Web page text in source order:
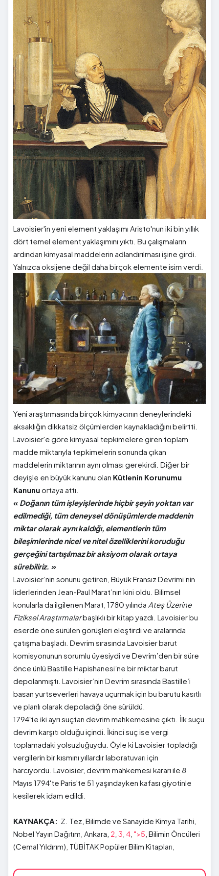
Lavoisier'in yeni element yaklaşımı Aristo'nun iki bin yıllık
dört temel element yaklaşımını yıktı. Bu çalışmaların
ardından kimyasal maddelerin adlandırılması işine girdi.
Yalnızca oksijene değil daha birçok elemente isim verdi.
Yeni araştırmasında birçok kimyacının deneylerindeki
aksaklığın dikkatsiz ölçümlerden kaynakladığını belirtti.
Lavoisier'e göre kimyasal tepkimelere giren toplam
madde miktarıyla tepkimelerin sonunda çıkan
maddelerin miktarının aynı olması gerekirdi. Diğer bir
deyişle en büyük kanunu olan Kütlenin Korunumu
Kanunu ortaya attı.
« Doğanın tüm işleyişlerinde hiçbir şeyin yoktan var
edilmediği, tüm deneysel dönüşümlerde maddenin
miktar olarak aynı kaldığı, elementlerin tüm
bileşimlerinde nicel ve nitel özelliklerini koruduğu
gerçeğini tartışılmaz bir aksiyom olarak ortaya
sürebiliriz. »
Lavoisier’nin sonunu getiren, Büyük Fransız Devrimi’nin
liderlerinden Jean-Paul Marat’nın kini oldu. Bilimsel
konularla da ilgilenen Marat, 1780 yılında Ateş Üzerine
Fiziksel Araştırmalarbaşlıklı bir kitap yazdı. Lavoisier bu
eserde öne sürülen görüşleri eleştirdi ve aralarında
çatışma başladı. Devrim sırasında Lavoisier barut
komisyonunun sorumlu üyesiydi ve Devrim’den bir süre
önce ünlü Bastille Hapishanesi’ne bir miktar barut
depolanmıştı. Lavoisier’nin Devrim sırasında Bastille’i
basan yurtseverleri havaya uçurmak için bu barutu kasıtlı
ve planlı olarak depoladığı öne sürüldü.
1794'te iki ayrı suçtan devrim mahkemesine çıktı. İlk suçu
devrim karşıtı olduğu içindi. İkinci suç ise vergi
toplamadaki yolsuzluğuydu. Öyle ki Lavoisier topladığı
vergilerin bir kısmını yıllardır laboratuvarı için
harcıyordu. Lavoisier, devrim mahkemesi kararı ile 8
Mayıs 1794'te Paris'te 51 yaşındayken kafası giyotinle
kesilerek idam edildi.
KAYNAKÇA: Z. Tez, Bilimde ve Sanayide Kimya Tarihi,
Nobel Yayın Dağıtım, Ankara, 2 3 4 ">5 , Bilimin Öncüleri
(Cemal Yıldırım), TÜBİTAK Popüler Bilim Kitapları,